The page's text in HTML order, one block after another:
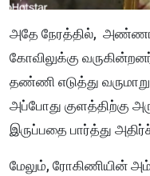
அதே நேரத்தில்,
கோவிலுக்கு
தண்ணி எடுத்து
அப்போது குளத்திற்கு
இருப்பதை பார்த்து
மேலும், ரோகிணியின்